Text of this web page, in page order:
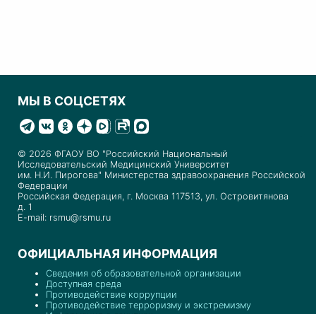
МЫ В СОЦСЕТЯХ
© 2026 ФГАОУ ВО "Российский Национальный
Исследовательский Медицинский Университет
им. Н.И. Пирогова" Министерства здравоохранения Российской
Федерации
Российская Федерация, г. Москва 117513, ул. Островитянова
д. 1
E-mail: rsmu@rsmu.ru
ОФИЦИАЛЬНАЯ ИНФОРМАЦИЯ
Сведения об образовательной организации
Доступная среда
Противодействие коррупции
Противодействие терроризму и экстремизму